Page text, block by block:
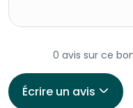
0 avis sur ce
Écrire un avis